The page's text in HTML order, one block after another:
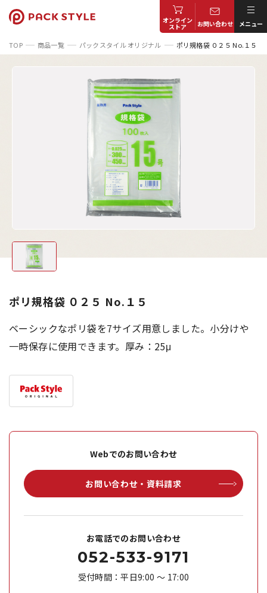
オンライン
ストア お問い合わせ メニュー
TOP 商品一覧 パックスタイル オリジナル ポリ規格袋 ０２５ No.１５
ポリ規格袋 ０２５ No.１５
ベーシックなポリ袋を7サイズ用意しました。小分けや
一時保存に使用できます。厚み：25μ
Webでのお問い合わせ
お問い合わせ・資料請求
お電話でのお問い合わせ
052-533-9171
受付時間：平日9:00 ～ 17:00